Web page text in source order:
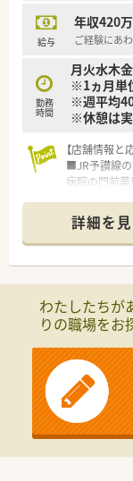
■愛をもっ
器を配置す
自己資本比
【想定される
■総合科目
■患者様に対
寧な服薬指
■近隣エリア
ざした貢献
給与
年収420
ご経験にあ
勤務
時間
月火水木
※1ヵ月単
※週平均
※休憩は
【店舗情報と
■JR予讃線の
病院の門前薬
ことで、薬
■1日あたり
3名の薬剤師
す。
■処方箋に基
薬指導に加え
■居宅や施設
的に携わり
たします。
■将来的なキ
の店舗を統括
指せます。
詳細を
わたしたちが
りの職場をお